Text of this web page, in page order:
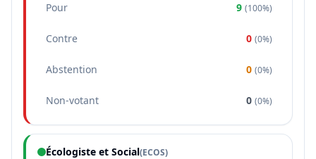
Pour 9 (100%)
Contre 0 (0%)
Abstention 0 (0%)
Non-votant 0 (0%)
Écologiste et Social(ECOS)